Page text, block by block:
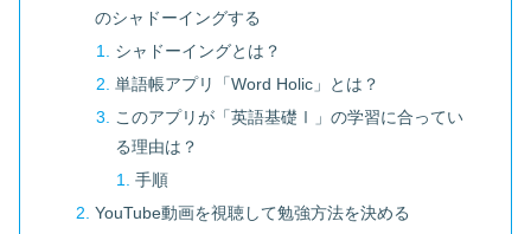
のシャドーイングする
シャドーイングとは？
単語帳アプリ「Word Holic」とは？
このアプリが「英語基礎Ⅰ」の学習に合ってい
る理由は？
手順
YouTube動画を視聴して勉強方法を決める